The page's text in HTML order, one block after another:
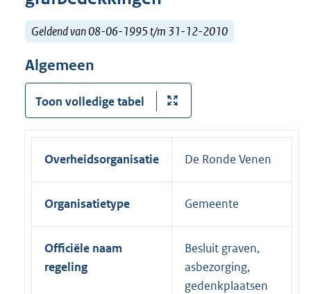
Geldend van 08-06-1995 t/m 31-12-2010
Algemeen
Toon volledige tabel
Overheidsorganisatie De Ronde Venen
Organisatietype Gemeente
Officiële naam
regeling
Besluit graven,
asbezorging,
gedenkplaatsen